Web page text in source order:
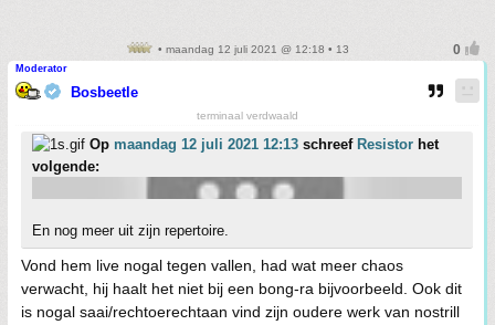
• maandag 12 juli 2021 @ 12:18 • 13
Moderator
Bosbeetle
terminaal verdwaald
Op maandag 12 juli 2021 12:13 schreef Resistor het
volgende:
En nog meer uit zijn repertoire.
Vond hem live nogal tegen vallen, had wat meer chaos
verwacht, hij haalt het niet bij een bong-ra bijvoorbeeld. Ook dit
is nogal saai/rechtoerechtaan vind zijn oudere werk van nostrill